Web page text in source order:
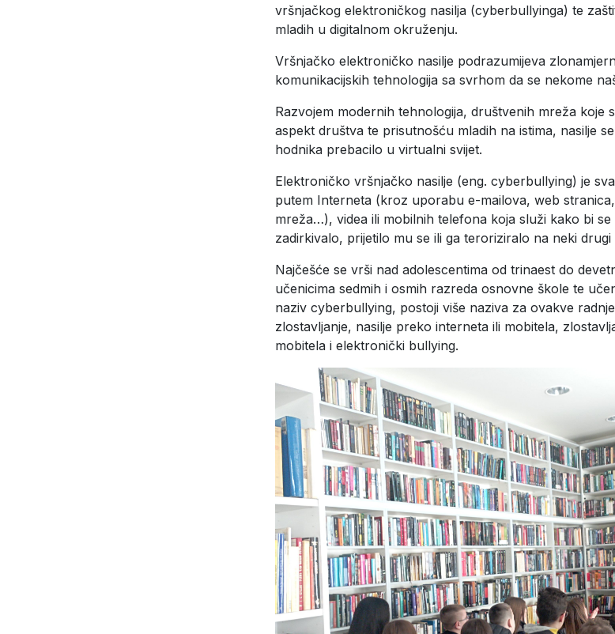
vršnjačkog elektroničkog nasilja (cyberbullyinga) te
mladih u digitalnom okruženju.
Vršnjačko elektroničko nasilje podrazumijeva
komunikacijskih tehnologija sa svrhom da se nekome
Razvojem modernih tehnologija, društvenih mreža koje
aspekt društva te prisutnošću mladih na istima, nasilje
hodnika prebacilo u virtualni svijet.
Elektroničko vršnjačko nasilje (eng. cyberbullying) je
putem Interneta (kroz uporabu e-mailova, web
mreža…), videa ili mobilnih telefona koja služi kako bi
zadirkivalo, prijetilo mu se ili ga teroriziralo na neki drugi
Najčešće se vrši nad adolescentima od trinaest do
učenicima sedmih i osmih razreda osnovne škole te
naziv cyberbullying, postoji više naziva za ovakve
zlostavljanje, nasilje preko interneta ili mobitela,
mobitela i elektronički bullying.